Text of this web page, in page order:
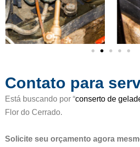
Contato para
Está buscando por “conserto de
Flor do Cerrado.
Solicite seu orçamento agora